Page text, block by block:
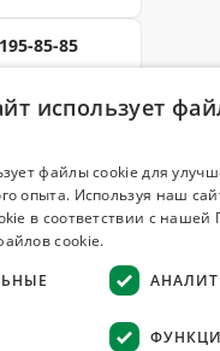
85-85
85-45
Делюкс
СПЕЦИИ И ПРЯНОСТИ
Магазин специй и
на сайте защищены
использует
файлы cookie для
опыта. Используя наш
в соответствии с нашей
cookie.